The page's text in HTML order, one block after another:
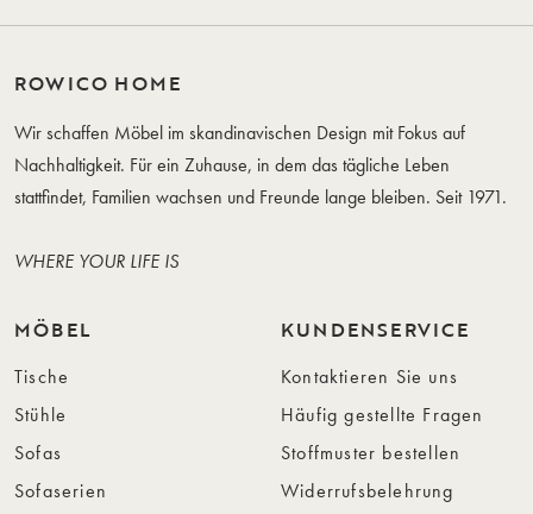
ROWICO HOME
Wir schaffen Möbel im skandinavischen Design mit Fokus auf
Nachhaltigkeit. Für ein Zuhause, in dem das tägliche Leben
stattfindet, Familien wachsen und Freunde lange bleiben. Seit 1971.
WHERE YOUR LIFE IS
MÖBEL
Tische
Stühle
Sofas
Sofaserien
KUNDENSERVICE
Kontaktieren Sie uns
Häufig gestellte Fragen
Stoffmuster bestellen
Widerrufsbelehrung